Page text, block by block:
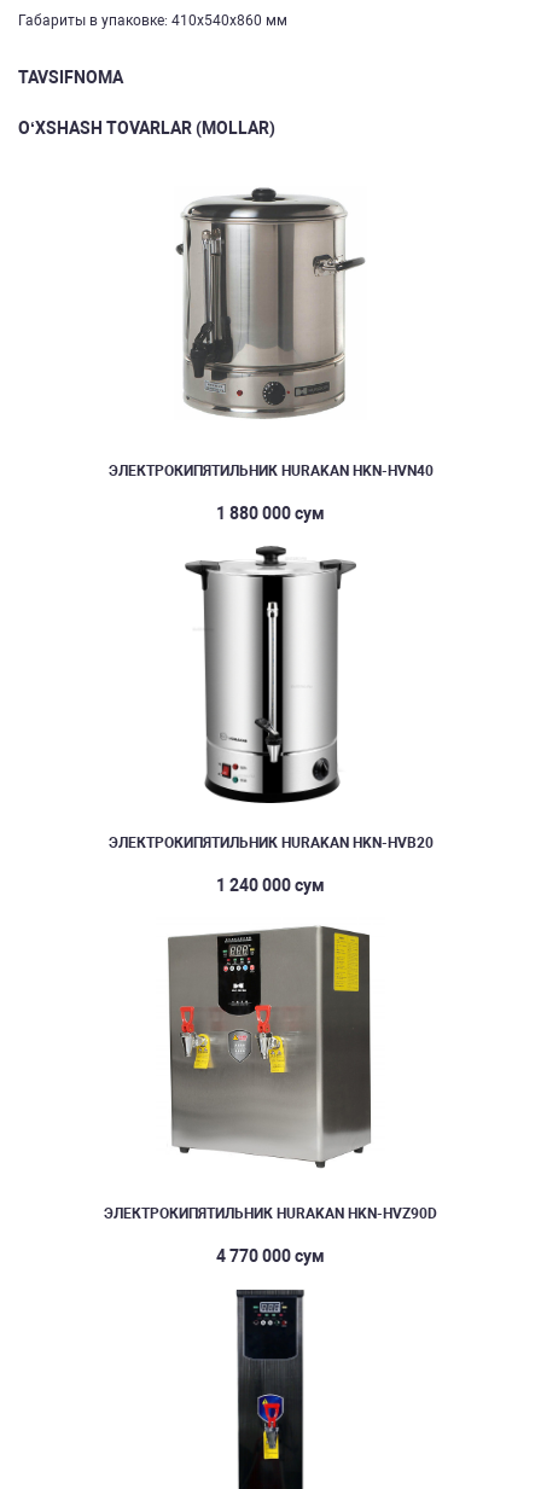
Габариты в упаковке: 410х540х860 мм
TAVSIFNOMA
O‘XSHASH TOVARLAR (MOLLAR)
ЭЛЕКТРОКИПЯТИЛЬНИК HURAKAN HKN-HVN40
1 880 000 сум
ЭЛЕКТРОКИПЯТИЛЬНИК HURAKAN HKN-HVB20
1 240 000 сум
ЭЛЕКТРОКИПЯТИЛЬНИК HURAKAN HKN-HVZ90D
4 770 000 сум